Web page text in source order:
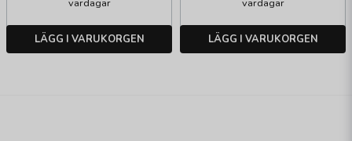
vardagar
LÄGG I VARUKORGEN
vardagar
LÄGG I VARUKORGEN